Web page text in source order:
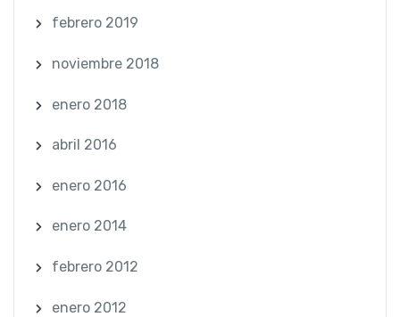
febrero 2019
noviembre 2018
enero 2018
abril 2016
enero 2016
enero 2014
febrero 2012
enero 2012